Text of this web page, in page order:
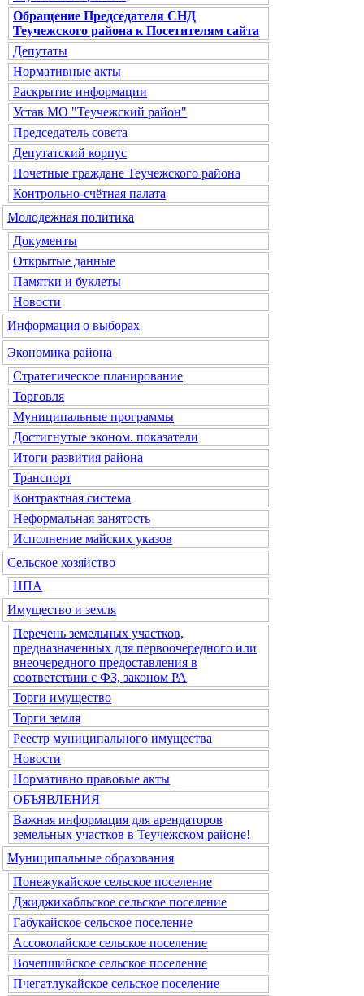
Обращение Председателя СНД
Теучежского района к Посетителям сайта
Депутаты
Нормативные акты
Раскрытие информации
Устав МО "Теучежский район"
Председатель совета
Депутатский корпус
Почетные граждане Теучежского района
Контрольно-счётная палата
Молодежная политика
Документы
Открытые данные
Памятки и буклеты
Новости
Информация о выборах
Экономика района
Стратегическое планирование
Торговля
Муниципальные программы
Достигнутые эконом. показатели
Итоги развития района
Транспорт
Контрактная система
Неформальная занятость
Исполнение майских указов
Сельское хозяйство
НПА
Имущество и земля
Перечень земельных участков,
предназначенных для первоочередного или
внеочередного предоставления в
соответствии с ФЗ, законом РА
Торги имущество
Торги земля
Реестр муниципального имущества
Новости
Нормативно правовые акты
ОБЪЯВЛЕНИЯ
Важная информация для арендаторов
земельных участков в Теучежском районе!
Муниципальные образования
Понежукайское сельское поселение
Джиджихабльское сельское поселение
Габукайское сельское поселение
Ассоколайское сельское поселение
Вочепшийское сельское поселение
Пчегатлукайское сельское поселение